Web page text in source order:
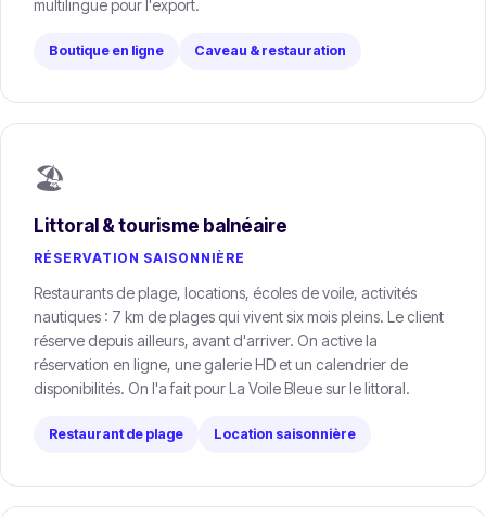
multilingue pour l'export.
Boutique en ligne Caveau & restauration
🏖️
Littoral & tourisme balnéaire
RÉSERVATION SAISONNIÈRE
Restaurants de plage, locations, écoles de voile, activités
nautiques : 7 km de plages qui vivent six mois pleins. Le client
réserve depuis ailleurs, avant d'arriver. On active la
réservation en ligne, une galerie HD et un calendrier de
disponibilités. On l'a fait pour La Voile Bleue sur le littoral.
Restaurant de plage Location saisonnière